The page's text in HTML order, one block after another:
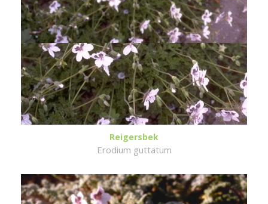
Reigersbek
Erodium guttatum